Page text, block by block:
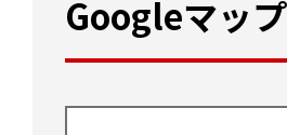
Googleマッ